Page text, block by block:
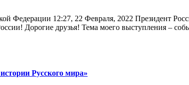
Федерации 12:27, 22 Февраля, 2022 Президент
Дорогие друзья! Тема моего выступления –
Русского мира»